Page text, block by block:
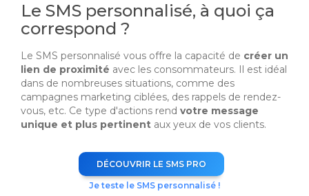
Le SMS personnalisé, à quoi ça
correspond ?
Le SMS personnalisé vous offre la capacité de créer un
lien de proximité avec les consommateurs. Il est idéal
dans de nombreuses situations, comme des
campagnes marketing ciblées, des rappels de rendez-
vous, etc. Ce type d'actions rend votre message
unique et plus pertinent aux yeux de vos clients.
DÉCOUVRIR LE SMS PRO
Je teste le SMS personnalisé !